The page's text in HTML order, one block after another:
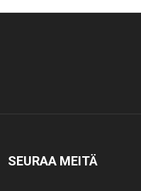
SEURAA MEITÄ